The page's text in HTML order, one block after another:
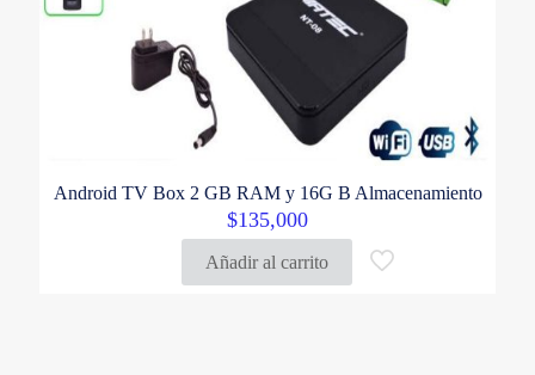
Android TV Box 2 GB RAM y 16G B Almacenamiento
$135,000
Añadir al carrito